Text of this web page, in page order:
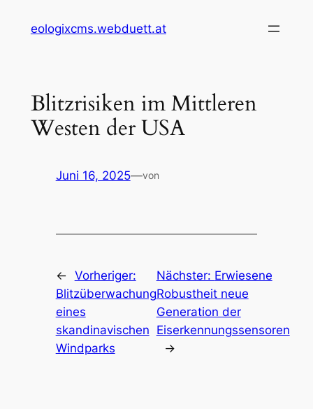
Inhalteologixcms.webduett.at
Blitzrisiken im Mittleren
Westen der USA
Juni 16, 2025—von
← Vorheriger:
Blitzüberwachung
eines
skandinavischen
Windparks
Nächster: Erwiesene
Robustheit neue
Generation der
Eiserkennungssensoren
→